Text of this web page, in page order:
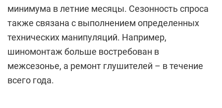
минимума в летние месяцы. Сезонность спроса
также связана с выполнением определенных
технических манипуляций. Например,
шиномонтаж больше востребован в
межсезонье, а ремонт глушителей – в течение
всего года.